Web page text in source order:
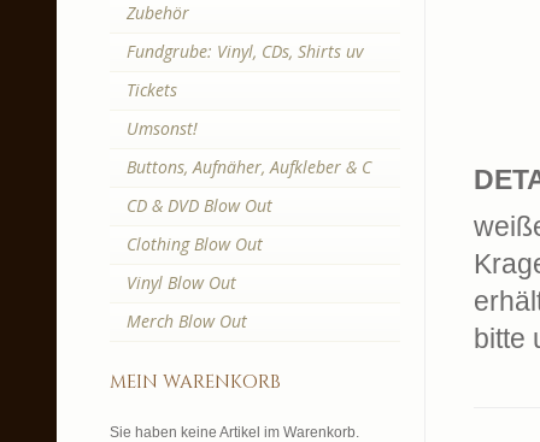
bitte
Zubehör
Fundgrube: Vinyl, CDs, Shirts uv
Tickets
Umsonst!
Buttons, Aufnäher, Aufkleber & C
CD & DVD Blow Out
Clothing Blow Out
Vinyl Blow Out
Merch Blow Out
mein warenkorb
Sie haben keine Artikel im Warenkorb.